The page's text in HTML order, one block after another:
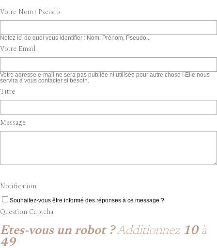
Votre Nom / Pseudo
Notez ici de quoi vous identifier : Nom, Prénom, Pseudo...
Votre Email
Votre adresse e-mail ne sera pas publiée ni utilisée pour autre chose ! Elle nous
servira à vous contacter si besoin.
Titre
Message
Notification
Souhaitez-vous être informé des réponses à ce message ?
Question Captcha
Etes-vous un robot ?Additionnez 10à
49